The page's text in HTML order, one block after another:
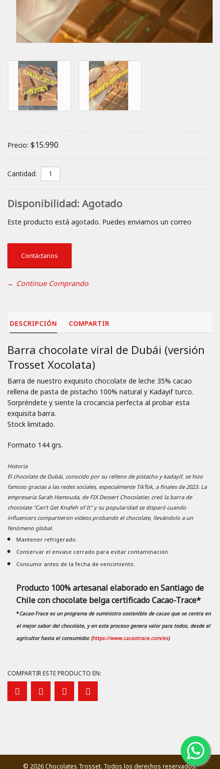
Precio: $15.990
Cantidad:
Disponibilidad: Agotado
Este producto está agotado. Puedes enviarnos un correo
Contáctanos
← Continue Comprando
DESCRIPCIÓN COMPARTIR
Barra chocolate viral de Dubái (versión
Trosset Xocolata)
Barra de nuestro exquisito chocolate de leche 35% cacao
rellena de pasta de pistacho 100% natural y Kadayif turco.
Sorpréndete y siente la crocancia perfecta al probar esta
exquisita barra.
Stock limitado.
Formato 144 grs.
Historia
El chocolate de Dubái, conocido por su relleno de pistacho y kadayif, se hizo
famoso gracias a las redes sociales, especialmente TikTok, a finales de 2023. La
empresaria Sarah Hamouda, de FIX Dessert Chocolatier, creó la barra de
chocolate "Can't Get Knafeh of It" y su popularidad se disparó cuando
influencers compartieron videos probando el chocolate, llevándolo a un
fenómeno global.
Mantener refrigerado.
Conservar el envase cerrado para evitar contaminación.
Consumir antes de la fecha de vencimiento.
Producto 100% artesanal elaborado en Santiago de
Chile con chocolate belga certificado Cacao-Trace*
*Cacao-Trace es un programa de suministro sostenible de cacao que se centra en
el mejor sabor del chocolate, y en este proceso genera valor para todos, desde el
agricultor hasta el consumidor. (https://www.cacaotrace.com/es)
COMPARTIR ESTE PRODUCTO EN:
© 2026 Chocolates Trosset. Todos los derechos reservados.